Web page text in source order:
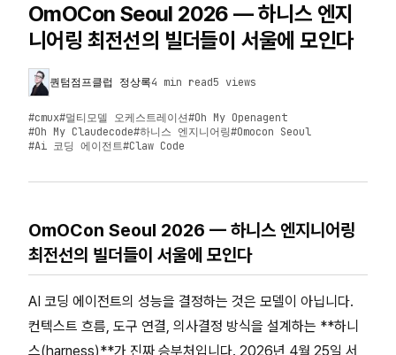
OmOCon Seoul 2026 — 하니스 엔지
니어링 최전선의 빌더들이 서울에 모인다
퀀텀점프클럽 정상록4 min read5 views
#cmux#멀티모델 오케스트레이션#Oh My Openagent
#Oh My Claudecode#하니스 엔지니어링#Omocon Seoul
#Ai 코딩 에이전트#Claw Code
OmOCon Seoul 2026 — 하니스 엔지니어링
최전선의 빌더들이 서울에 모인다
AI 코딩 에이전트의 성능을 결정하는 것은 모델이 아닙니다.
컨텍스트 흐름, 도구 연결, 의사결정 방식을 설계하는 **하니
스(harness)**가 진짜 승부처입니다. 2026년 4월 25일 서